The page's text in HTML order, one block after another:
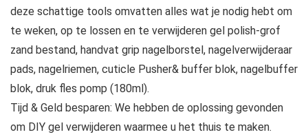
deze schattige tools omvatten alles wat je nodig hebt om
te weken, op te lossen en te verwijderen gel polish-grof
zand bestand, handvat grip nagelborstel, nagelverwijderaar
pads, nagelriemen, cuticle Pusher& buffer blok, nagelbuffer
blok, druk fles pomp (180ml).
Tijd & Geld besparen: We hebben de oplossing gevonden
om DIY gel verwijderen waarmee u het thuis te maken.